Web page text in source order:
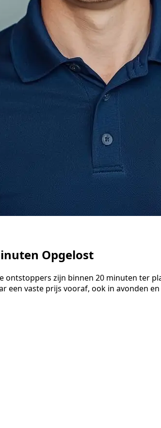
Opgelost
ontstoppers zijn binnen 20 minuten ter
vaste prijs vooraf, ook in avonden